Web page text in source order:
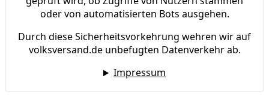
oder von automatisierten Bots ausgehen.
Durch diese Sicherheitsvorkehrung wehren wir auf
volksversand.de unbefugten Datenverkehr ab.
Impressum